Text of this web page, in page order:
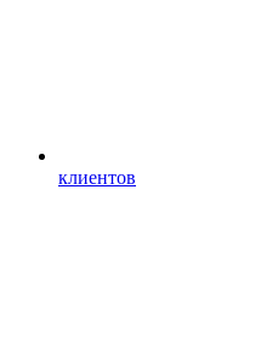
клиентов